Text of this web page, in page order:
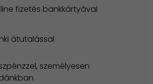
fizetés bankkártyával
átutalással
személyesen